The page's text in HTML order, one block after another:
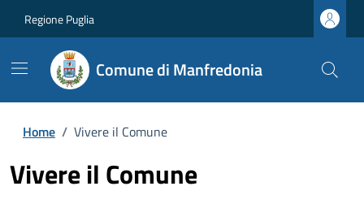
Regione Puglia
Comune di Manfredonia
Home / Vivere il Comune
Vivere il Comune